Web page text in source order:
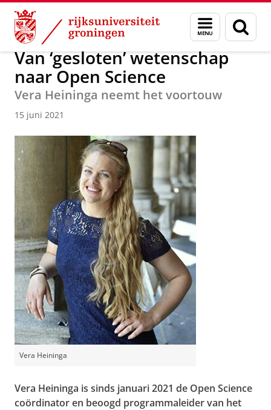
Skip
Content
Skip
Navigation
Menu
en
zoeken
Over ons Actueel Nieuws Nieuwsberichten
Van ‘gesloten’ wetenschap
naar Open Science
Vera Heininga neemt het voortouw
15 juni 2021
Vera Heininga
Vera Heininga is sinds januari 2021 de Open Science
coördinator en beoogd programmaleider van het